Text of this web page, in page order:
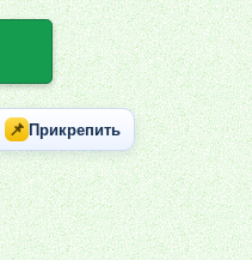
📌 Прикрепить